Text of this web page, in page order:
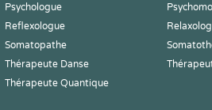
Psychologue
Reflexologue
Somatopathe
Thérapeute Danse
Thérapeute Quantique